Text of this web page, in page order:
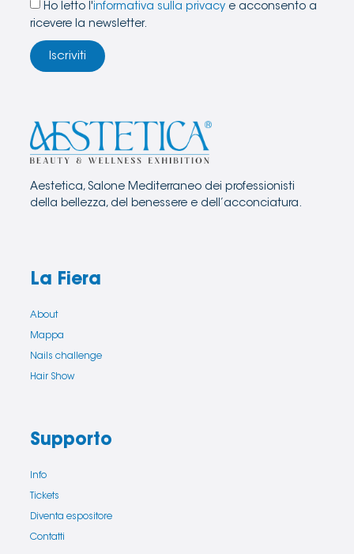
Ho letto l'informativa sulla privacy e acconsento a
ricevere la newsletter.
Iscriviti
Aestetica, Salone Mediterraneo dei professionisti
della bellezza, del benessere e dell’acconciatura.
La Fiera
About
Mappa
Nails challenge
Hair Show
Supporto
Info
Tickets
Diventa espositore
Contatti